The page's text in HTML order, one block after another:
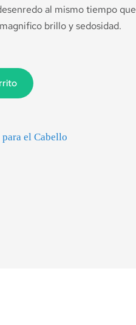
al mismo tiempo que
brillo y sedosidad.
el Cabello